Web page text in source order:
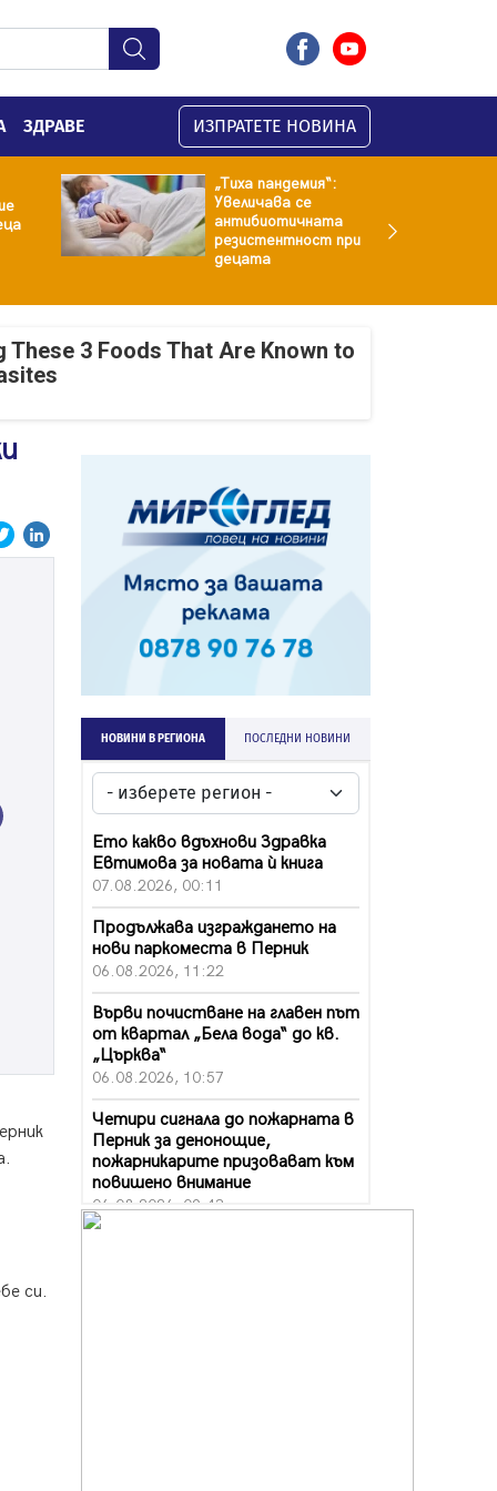
ЗДРАВЕ ИЗПРАТЕТЕ НОВИНА
„Тиха пандемия“:
Увеличава се
антибиотичната
резистентност при
децата
These 3 Foods That Are Known to
си.
НОВИНИ В РЕГИОНА ПОСЛЕДНИ НОВИНИ
Ето какво вдъхнови Здравка
Евтимова за новата ѝ книга
07.08.2026, 00:11
Продължава изграждането на
нови паркоместа в Перник
06.08.2026, 11:22
Върви почистване на главен път
от квартал „Бела вода“ до кв.
„Църква“
06.08.2026, 10:57
Четири сигнала до пожарната в
Перник за денонощие,
пожарникарите призовават към
повишено внимание
06.08.2026, 09:43